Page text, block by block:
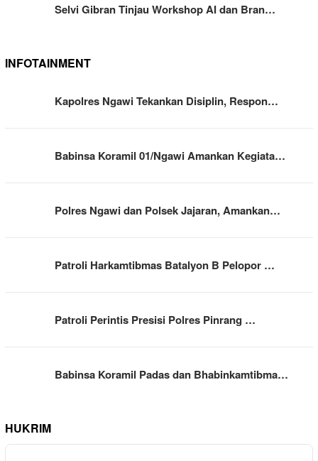
Selvi Gibran Tinjau Workshop AI dan Bran…
INFOTAINMENT
Kapolres Ngawi Tekankan Disiplin, Respon…
Babinsa Koramil 01/Ngawi Amankan Kegiata…
Polres Ngawi dan Polsek Jajaran, Amankan…
Patroli Harkamtibmas Batalyon B Pelopor …
Patroli Perintis Presisi Polres Pinrang …
Babinsa Koramil Padas dan Bhabinkamtibma…
HUKRIM